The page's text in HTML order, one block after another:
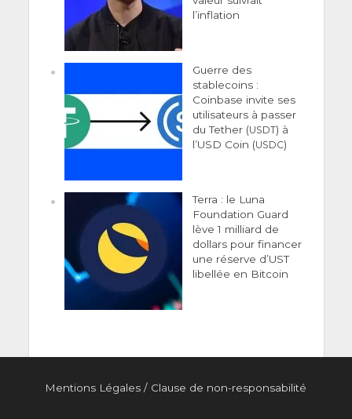
l’inflation
Guerre des
stablecoins :
Coinbase invite ses
utilisateurs à passer
du Tether (USDT) à
l’USD Coin (USDC)
Terra : le Luna
Foundation Guard
lève 1 milliard de
dollars pour financer
une réserve d’UST
libellée en Bitcoin
Men­tions Légales/ Clause de non-responsabilité